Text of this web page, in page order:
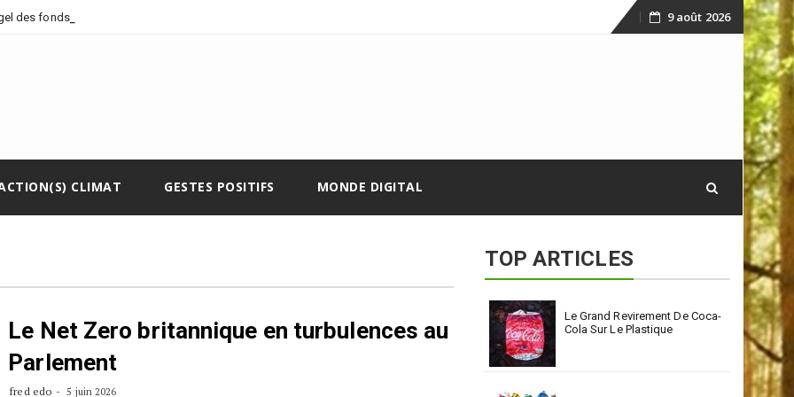
des fonds climatiques
Skip
9 août 2026
CLIMAT GESTES POSITIFS MONDE DIGITAL
Le Net Zero britannique en turbulences au
Parlement
fred edo 5 juin 2026
TOP ARTICLES
Le Grand Revirement De Coca-
Cola Sur Le Plastique